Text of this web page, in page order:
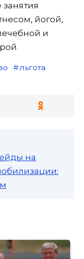
йогой,
и
льгота
на